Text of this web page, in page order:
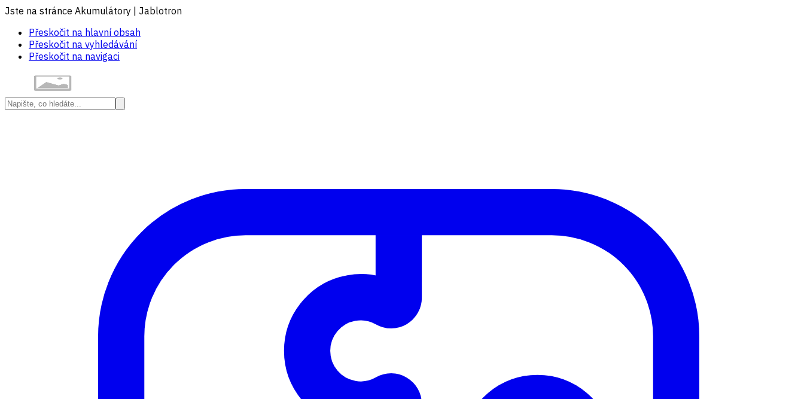
Jste na stránce Akumulátory | Jablotron
Přeskočit na hlavní obsah
Přeskočit na vyhledávání
Přeskočit na navigaci